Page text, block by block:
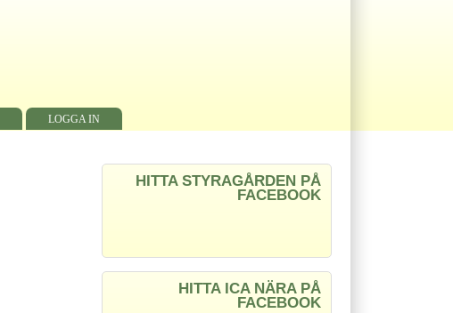
LOGGA IN
HITTA STYRAGÅRDEN PÅ
FACEBOOK
HITTA ICA NÄRA PÅ
FACEBOOK